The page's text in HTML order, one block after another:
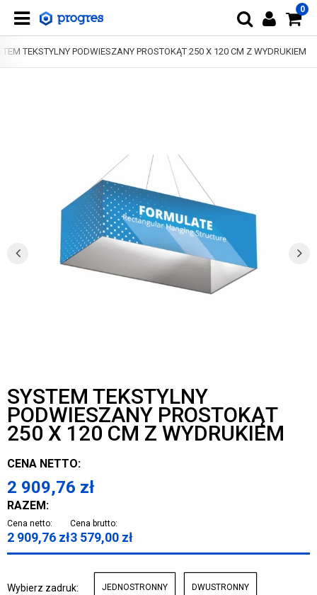
0
TEKSTYLNY PODWIESZANY PROSTOKĄT 250 X 120 CM Z WYDRUKIEM
SYSTEM TEKSTYLNY
PODWIESZANY PROSTOKĄT
250 X 120 CM Z WYDRUKIEM
CENA NETTO:
2 909,76 zł
RAZEM:
Cena netto:
2 909,76 zł
Cena brutto:
3 579,00 zł
Wybierz zadruk: JEDNOSTRONNY DWUSTRONNY